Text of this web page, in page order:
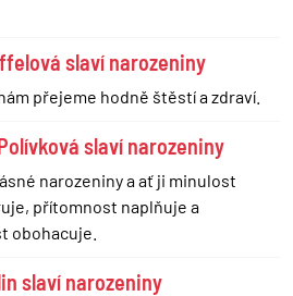
slaví narozeniny
přejeme hodně štěstí a zdraví.
slaví narozeniny
narozeniny a ať ji minulost
přítomnost naplňuje a
obohacuje.
slaví narozeniny